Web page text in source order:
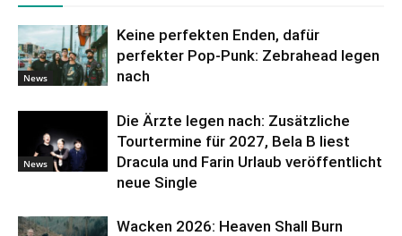
News
Keine perfekten Enden, dafür
perfekter Pop-Punk: Zebrahead legen
nach
News
Die Ärzte legen nach: Zusätzliche
Tourtermine für 2027, Bela B liest
Dracula und Farin Urlaub veröffentlicht
neue Single
Wacken 2026: Heaven Shall Burn